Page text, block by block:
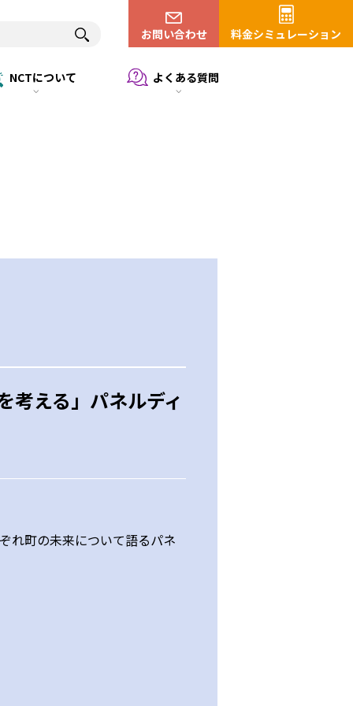
お問い合わせ 料金シミュレーション
NCTについて よくある質問
考える」パネルディ
れ町の未来について語るパネ